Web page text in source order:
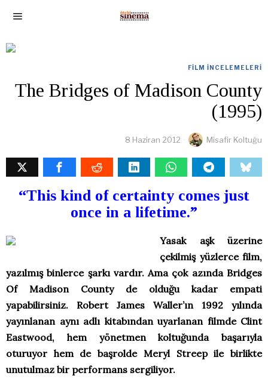
FILM İNCELEMELERI
The Bridges of Madison County
(1995)
8 Haziran 2012 Misafir Koltuğu
“This kind of certainty comes just
once in a lifetime.”
Yasak aşk üzerine
çekilmiş yüzlerce film,
yazılmış binlerce şarkı vardır. Ama çok azında Bridges
Of Madison County de olduğu kadar empati
yapabilirsiniz. Robert James Waller’ın 1992 yılında
yayınlanan aynı adlı kitabından uyarlanan filmde Clint
Eastwood, hem yönetmen koltuğunda başarıyla
oturuyor hem de başrolde Meryl Streep ile birlikte
unutulmaz bir performans sergiliyor.